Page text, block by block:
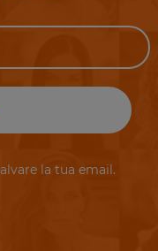
la tua email.